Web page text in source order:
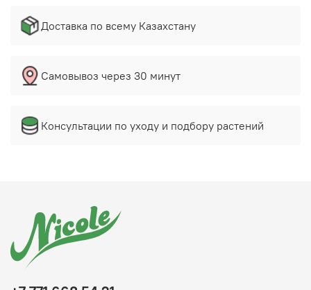
Доставка по всему Казахстану
Самовывоз через 30 минут
Консультации по уходу и подбору растений